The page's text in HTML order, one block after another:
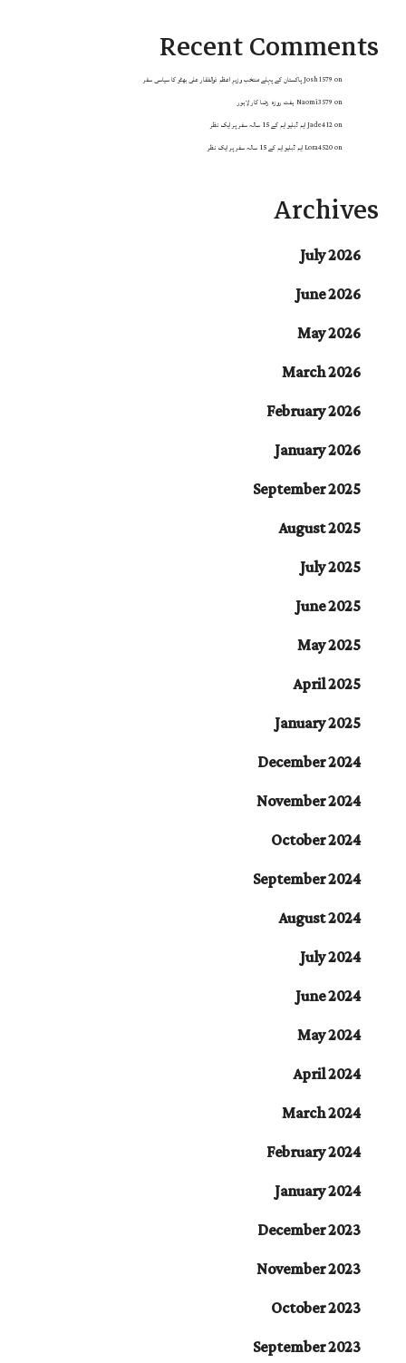
Recent Comments
Josh1579 on
پاکستان کے پہلے منتخب وزیرِ اعظم ذوالفقار علی بھٹو کا سیاسی سفر
Naomi3579 on
ہفت روزہ رضا کار لاہور
Jade412on
ایم ڈبلیو ایم کے 15 سالہ سفر پر ایک نظر
Lora4520on ایم ڈبلیو ایم کے 15 سالہ سفر پر ایک نظر
Archives
July 2026
June 2026
May 2026
March 2026
February 2026
January 2026
September 2025
August 2025
July 2025
June 2025
May 2025
April 2025
January 2025
December 2024
November 2024
October 2024
September 2024
August 2024
July 2024
June 2024
May 2024
April 2024
March 2024
February 2024
January 2024
December 2023
November 2023
October 2023
September 2023